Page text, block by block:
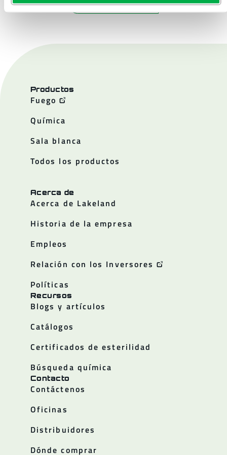
Productos
Fuego
Química
Sala blanca
Todos los productos
Acerca de
Acerca de Lakeland
Historia de la empresa
Empleos
Relación con los Inversores
Políticas
Recursos
Blogs y artículos
Catálogos
Certificados de esterilidad
Búsqueda química
Contacto
Contáctenos
Oficinas
Distribuidores
Dónde comprar